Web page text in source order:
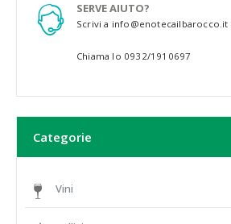
SERVE AIUTO?
Scrivi a info@enotecailbarocco.it
Chiama lo 0932/1910697
Categorie
Vini